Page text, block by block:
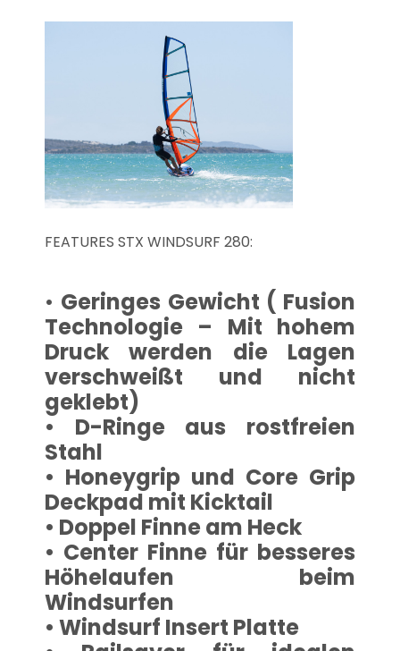
FEATURES STX WINDSURF 280:
• Geringes Gewicht ( Fusion
Technologie – Mit hohem
Druck werden die Lagen
verschweißt und nicht
geklebt)
• D-Ringe aus rostfreien
Stahl
• Honeygrip und Core Grip
Deckpad mit Kicktail
• Doppel Finne am Heck
• Center Finne für besseres
Höhelaufen beim
Windsurfen
• Windsurf Insert Platte